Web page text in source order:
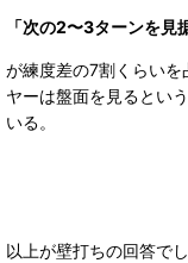
「次の2〜3ターンを見
が練度差の7割くらい
ヤーは盤面を見るとい
いる。
以上が壁打ちの回答でし